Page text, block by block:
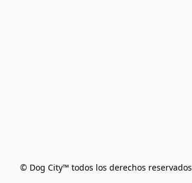
© Dog City™ todos los derechos reservados